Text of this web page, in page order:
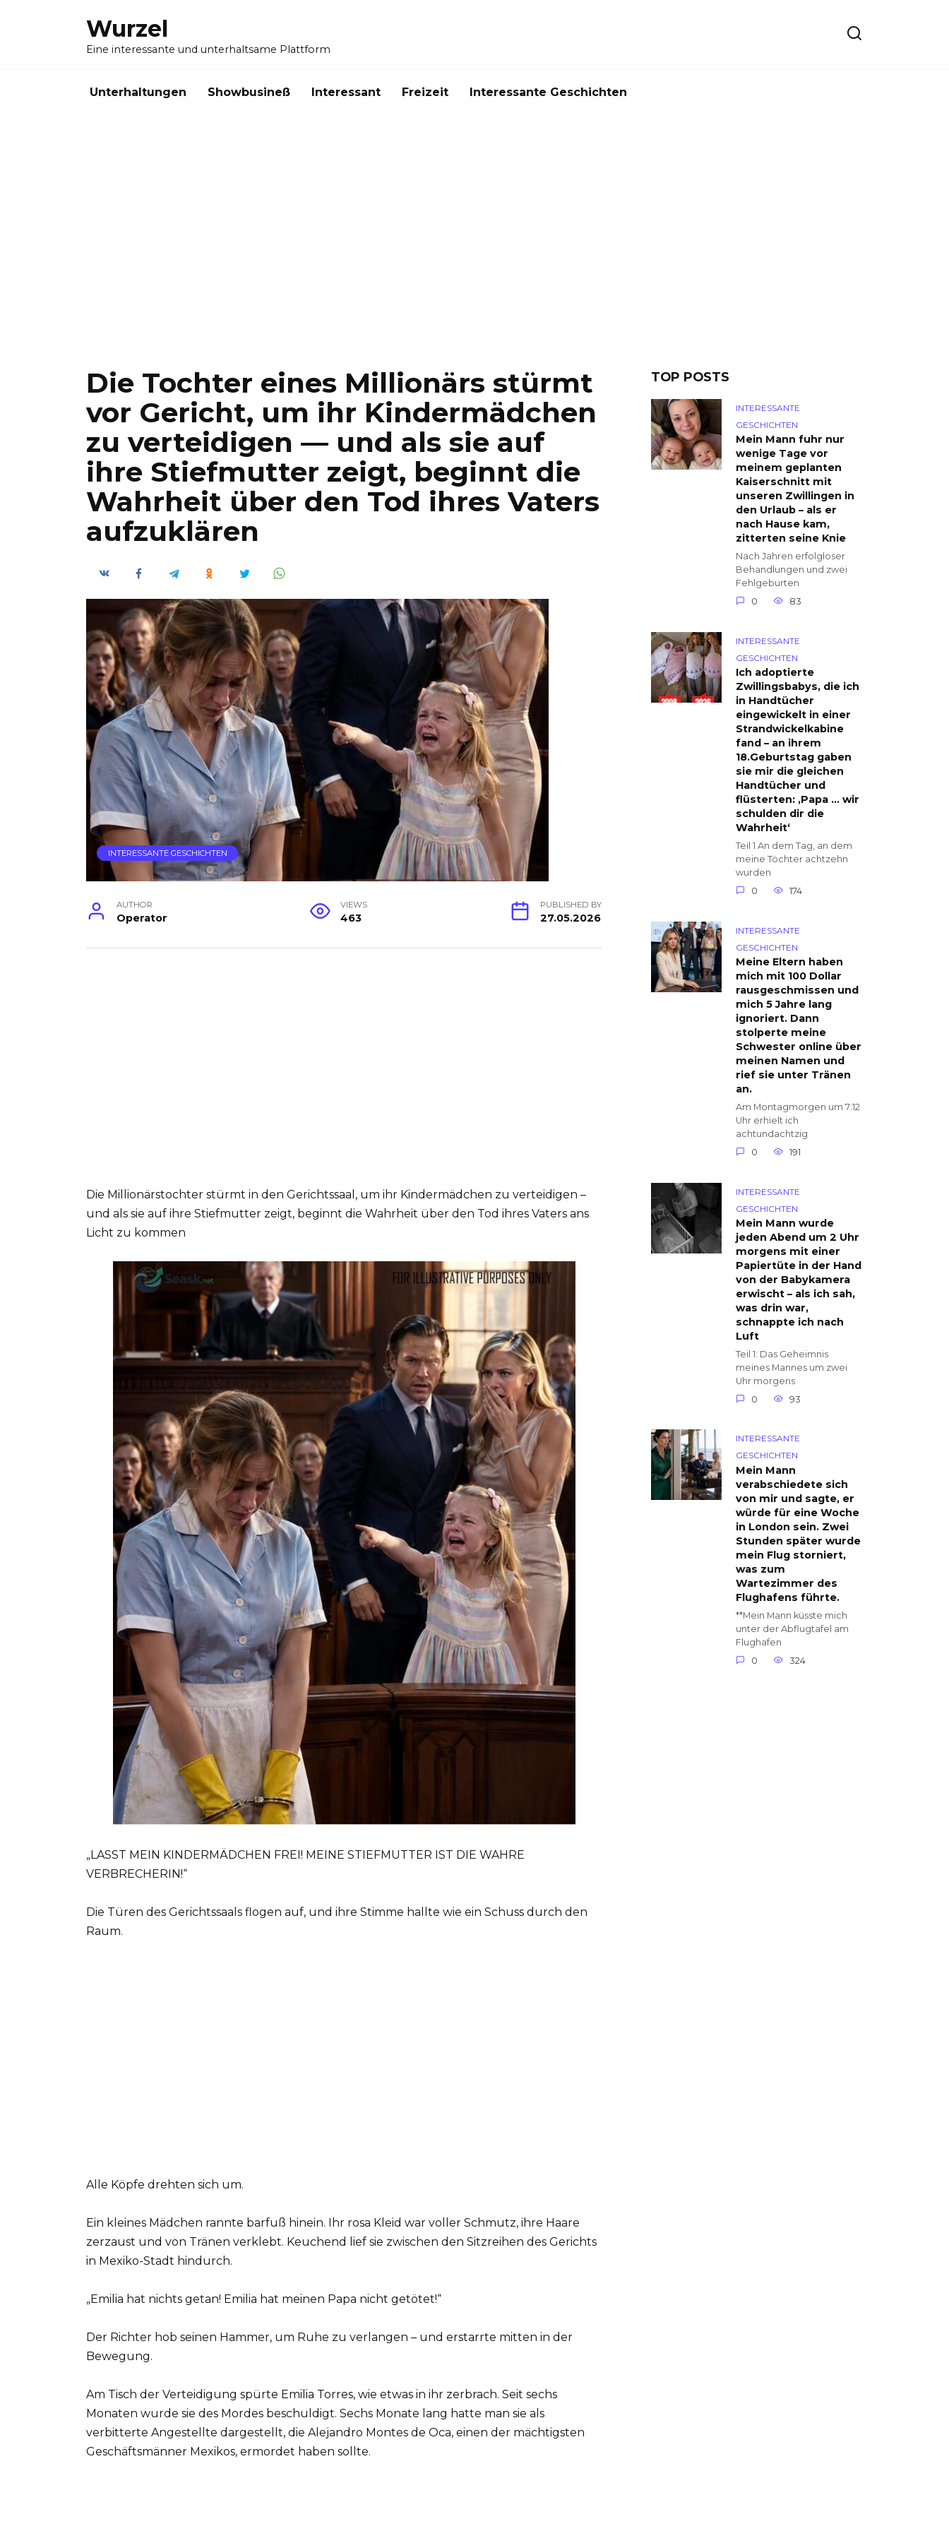
Wurzel
Eine interessante und unterhaltsame Plattform
Unterhaltungen Showbusineß Interessant Freizeit Interessante Geschichten
Die Tochter eines Millionärs stürmt
vor Gericht, um ihr Kindermädchen
zu verteidigen — und als sie auf
ihre Stiefmutter zeigt, beginnt die
Wahrheit über den Tod ihres Vaters
aufzuklären
INTERESSANTE GESCHICHTEN
AUTHOR
Operator
VIEWS
463
PUBLISHED BY
27.05.2026
Die Millionärstochter stürmt in den Gerichtssaal, um ihr Kindermädchen zu verteidigen –
und als sie auf ihre Stiefmutter zeigt, beginnt die Wahrheit über den Tod ihres Vaters ans
Licht zu kommen
„LASST MEIN KINDERMÄDCHEN FREI! MEINE STIEFMUTTER IST DIE WAHRE
VERBRECHERIN!“
Die Türen des Gerichtssaals flogen auf, und ihre Stimme hallte wie ein Schuss durch den
Raum.
Alle Köpfe drehten sich um.
Ein kleines Mädchen rannte barfuß hinein. Ihr rosa Kleid war voller Schmutz, ihre Haare
zerzaust und von Tränen verklebt. Keuchend lief sie zwischen den Sitzreihen des Gerichts
in Mexiko-Stadt hindurch.
„Emilia hat nichts getan! Emilia hat meinen Papa nicht getötet!“
Der Richter hob seinen Hammer, um Ruhe zu verlangen – und erstarrte mitten in der
Bewegung.
Am Tisch der Verteidigung spürte Emilia Torres, wie etwas in ihr zerbrach. Seit sechs
Monaten wurde sie des Mordes beschuldigt. Sechs Monate lang hatte man sie als
verbitterte Angestellte dargestellt, die Alejandro Montes de Oca, einen der mächtigsten
Geschäftsmänner Mexikos, ermordet haben sollte.
TOP POSTS
INTERESSANTE
GESCHICHTEN
Mein Mann fuhr nur
wenige Tage vor
meinem geplanten
Kaiserschnitt mit
unseren Zwillingen in
den Urlaub – als er
nach Hause kam,
zitterten seine Knie
Nach Jahren erfolgloser
Behandlungen und zwei
Fehlgeburten
0
83
INTERESSANTE
GESCHICHTEN
Ich adoptierte
Zwillingsbabys, die ich
in Handtücher
eingewickelt in einer
Strandwickelkabine
fand – an ihrem
18.Geburtstag gaben
sie mir die gleichen
Handtücher und
flüsterten: ‚Papa … wir
schulden dir die
Wahrheit‘
Teil 1 An dem Tag, an dem
meine Töchter achtzehn
wurden
0
174
INTERESSANTE
GESCHICHTEN
Meine Eltern haben
mich mit 100 Dollar
rausgeschmissen und
mich 5 Jahre lang
ignoriert. Dann
stolperte meine
Schwester online über
meinen Namen und
rief sie unter Tränen
an.
Am Montagmorgen um 7:12
Uhr erhielt ich
achtundachtzig
0
191
INTERESSANTE
GESCHICHTEN
Mein Mann wurde
jeden Abend um 2 Uhr
morgens mit einer
Papiertüte in der Hand
von der Babykamera
erwischt – als ich sah,
was drin war,
schnappte ich nach
Luft
Teil 1: Das Geheimnis
meines Mannes um zwei
Uhr morgens
0
93
INTERESSANTE
GESCHICHTEN
Mein Mann
verabschiedete sich
von mir und sagte, er
würde für eine Woche
in London sein. Zwei
Stunden später wurde
mein Flug storniert,
was zum
Wartezimmer des
Flughafens führte.
**Mein Mann küsste mich
unter der Abflugtafel am
Flughafen
0
324